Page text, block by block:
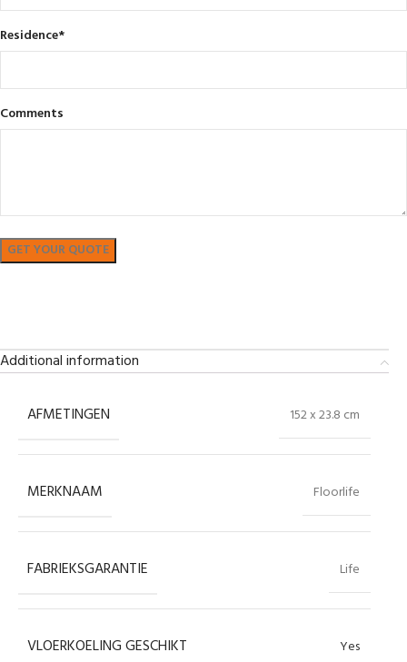
Residence*
Comments
Additional information
AFMETINGEN 152 x 23.8 cm
MERKNAAM Floorlife
FABRIEKSGARANTIE Life
VLOERKOELING GESCHIKT Yes